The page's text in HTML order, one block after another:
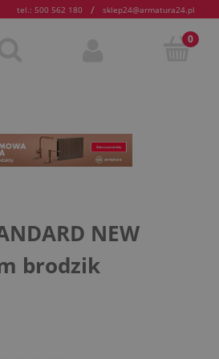
tel.: 500 562 180 / sklep24@armatura24.pl
NEW
brodzik